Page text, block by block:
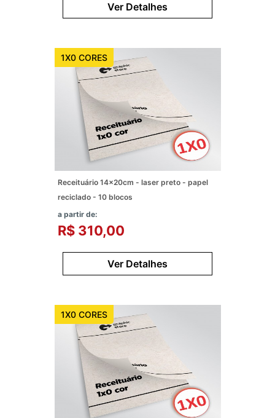
Ver Detalhes
1X0 CORES
Receituário 14x20cm - laser preto - papel
reciclado - 10 blocos
a partir de:
R$ 310,00
Ver Detalhes
1X0 CORES